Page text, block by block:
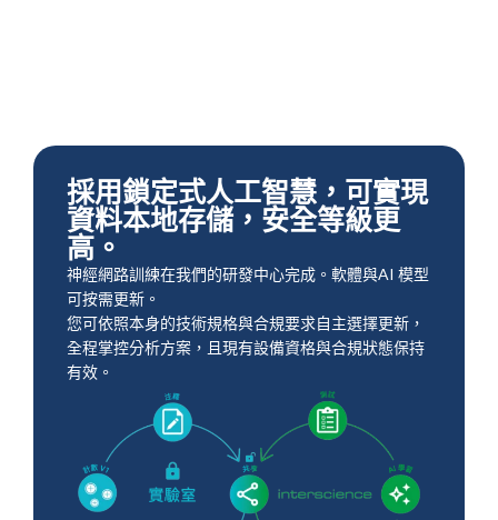
採用鎖定式人工智慧，可實現
資料本地存儲，安全等級更
高。
神經網路訓練在我們的研發中心完成。軟體與AI 模型
可按需更新。
您可依照本身的技術規格與合規要求自主選擇更新，
全程掌控分析方案，且現有設備資格與合規狀態保持
有效。